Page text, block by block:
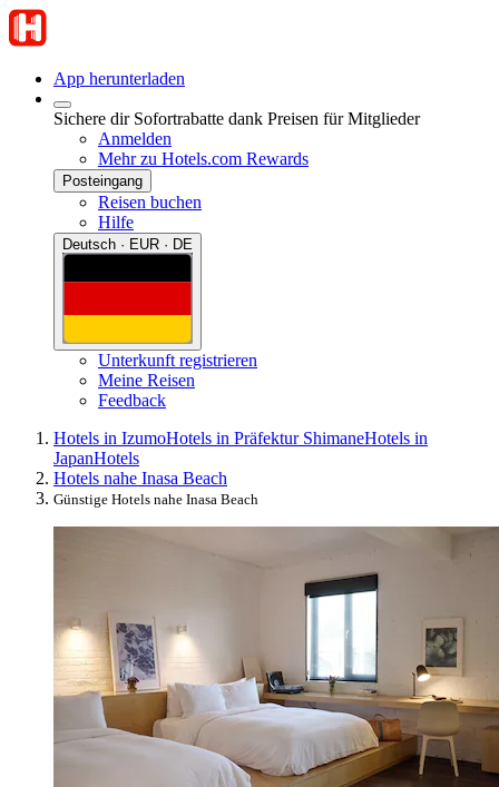
App herunterladen
Sichere dir Sofortrabatte dank Preisen für Mitglieder
Anmelden
Mehr zu Hotels.com Rewards
Posteingang
Reisen buchen
Hilfe
Deutsch · EUR · DE
Unterkunft registrieren
Meine Reisen
Feedback
Hotels in IzumoHotels in Präfektur ShimaneHotels in
JapanHotels
Hotels nahe Inasa Beach
Günstige Hotels nahe Inasa Beach